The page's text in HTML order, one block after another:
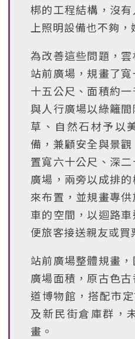
梆的工程結構，沒
上照明設備也不夠
為改善這些問題，
站前廣場，規畫了
十五公尺、面積約
與人行廣場以綠籬
草、自然石材予以
備，兼顧安全與景
置寬六十公尺、深
廣場，兩旁以成排
來布置，並規畫專
車的空間，以迴路
便旅客接送親友或買
站前廣場整體規畫
廣場面積，原古色
道博物館，搭配市
及新民街倉庫群，
畫。